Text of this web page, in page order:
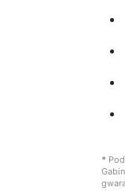
*